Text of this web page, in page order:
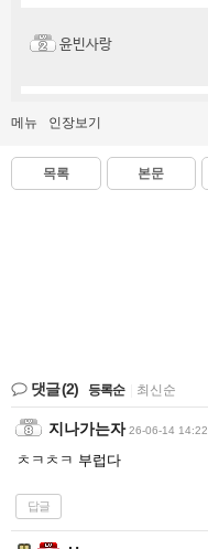
윤빈사랑
메뉴 인장보기
목록 본문
댓글(2) 등록순 최신순
지나가는자 26-06-14 14:22
ㅊㅋㅊㅋ 부럽다
답글